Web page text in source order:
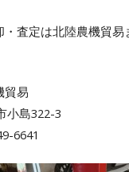
査定は北陸農機貿易
貿易
小島322-3
6641